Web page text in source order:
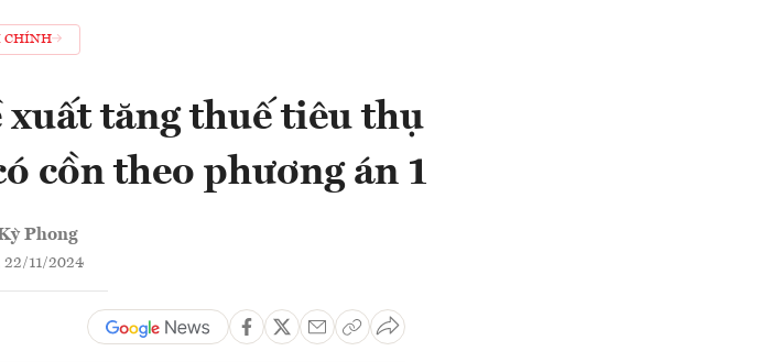
CHÍNH
tăng thuế tiêu thụ
cồn theo phương án 1
Phong
22/11/2024